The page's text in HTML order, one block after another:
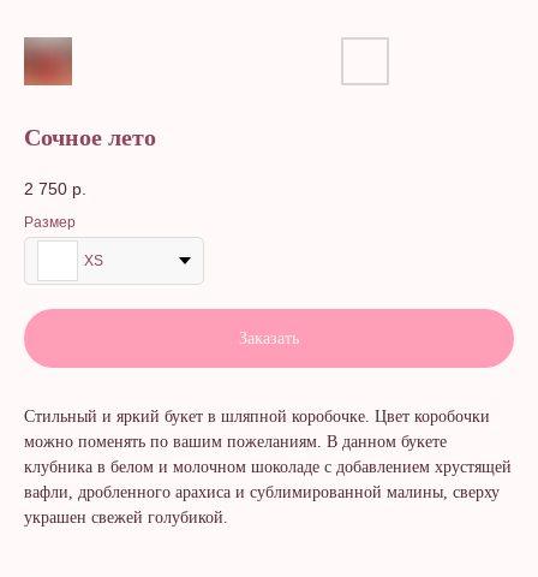
Сочное лето
2 750 р.
Размер
XS
Заказать
Стильный и яркий букет в шляпной коробочке. Цвет коробочки
можно поменять по вашим пожеланиям. В данном букете
клубника в белом и молочном шоколаде с добавлением хрустящей
вафли, дробленного арахиса и сублимированной малины, сверху
украшен свежей голубикой.